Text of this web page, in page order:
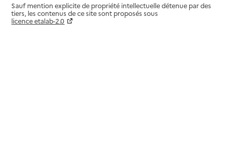
Sauf mention explicite de propriété intellectuelle détenue par des
tiers, les contenus de ce site sont proposés sous
licence etalab-2.0